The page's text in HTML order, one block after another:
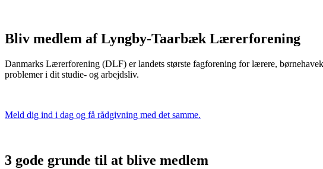
Bliv medlem af Lyngby-Taarbæk Lærerforening
Danmarks Lærerforening (DLF) er landets største fagforening for lærere,
problemer i dit studie- og arbejdsliv.
Meld dig ind i dag og få rådgivning med det samme.
3 gode grunde til at blive medlem